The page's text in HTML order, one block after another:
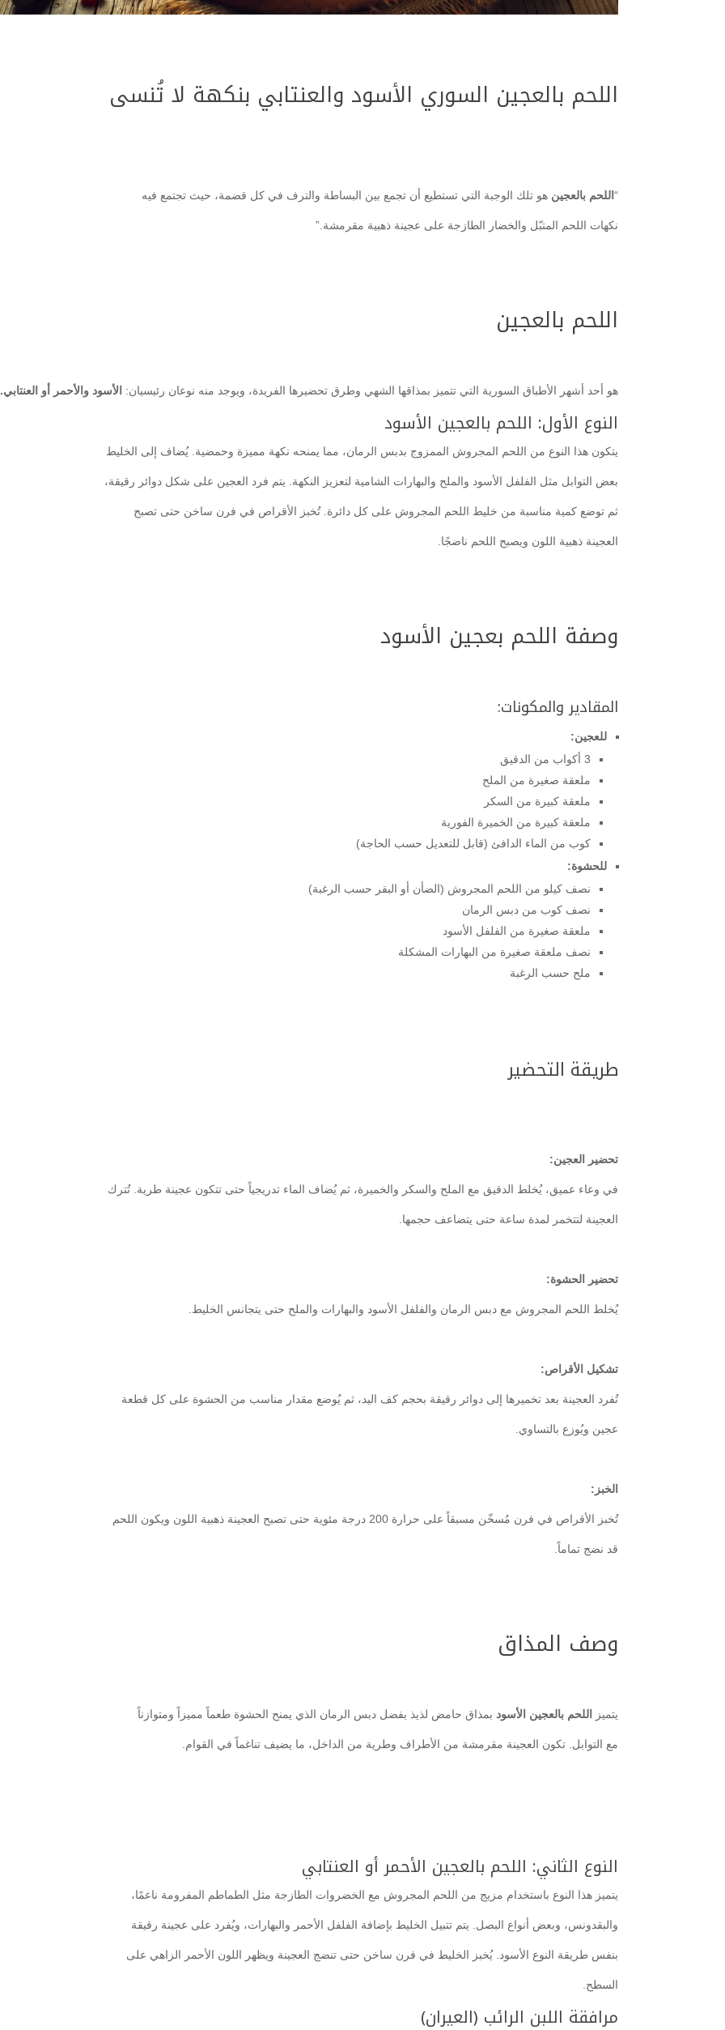
اللحم بالعجين السوري الأسود والعنتابي بنكهة لا تُنسى
“ اللحم بالعجين هو تلك الوجبة التي تستطيع أن تجمع بين البساطة والترف في كل قضمة، حيث تجتمع فيه
نكهات اللحم المتبّل والخضار الطازجة على عجينة ذهبية مقرمشة.”
اللحم بالعجين
هو أحد أشهر الأطباق السورية التي تتميز بمذاقها الشهي وطرق تحضيرها الفريدة، ويوجد منه نوعان رئيسيان: الأسود والأحمر أو العنتابي.
النوع الأول: اللحم بالعجين الأسود
يتكون هذا النوع من اللحم المجروش الممزوج بدبس الرمان، مما يمنحه نكهة مميزة وحمضية. يُضاف إلى الخليط
بعض التوابل مثل الفلفل الأسود والملح والبهارات الشامية لتعزيز النكهة. يتم فرد العجين على شكل دوائر رقيقة،
ثم توضع كمية مناسبة من خليط اللحم المجروش على كل دائرة. تُخبز الأقراص في فرن ساخن حتى تصبح
العجينة ذهبية اللون ويصبح اللحم ناضجًا.
وصفة اللحم بعجين الأسود
المقادير والمكونات:
للعجين:
3 أكواب من الدقيق
ملعقة صغيرة من الملح
ملعقة كبيرة من السكر
ملعقة كبيرة من الخميرة الفورية
كوب من الماء الدافئ (قابل للتعديل حسب الحاجة)
للحشوة:
نصف كيلو من اللحم المجروش (الضأن أو البقر حسب الرغبة)
نصف كوب من دبس الرمان
ملعقة صغيرة من الفلفل الأسود
نصف ملعقة صغيرة من البهارات المشكلة
ملح حسب الرغبة
طريقة التحضير
تحضير العجين:
في وعاء عميق، يُخلط الدقيق مع الملح والسكر والخميرة، ثم يُضاف الماء تدريجياً حتى تتكون عجينة طرية. تُترك
العجينة لتتخمر لمدة ساعة حتى يتضاعف حجمها.
تحضير الحشوة:
يُخلط اللحم المجروش مع دبس الرمان والفلفل الأسود والبهارات والملح حتى يتجانس الخليط.
تشكيل الأقراص:
تُفرد العجينة بعد تخميرها إلى دوائر رقيقة بحجم كف اليد، ثم يُوضع مقدار مناسب من الحشوة على كل قطعة
عجين ويُوزع بالتساوي.
الخبز:
تُخبز الأقراص في فرن مُسخّن مسبقاً على حرارة 200 درجة مئوية حتى تصبح العجينة ذهبية اللون ويكون اللحم
قد نضج تماماً.
وصف المذاق
يتميز اللحم بالعجين الأسود بمذاق حامض لذيذ بفضل دبس الرمان الذي يمنح الحشوة طعماً مميزاً ومتوازناً
مع التوابل. تكون العجينة مقرمشة من الأطراف وطرية من الداخل، ما يضيف تناغماً في القوام.
النوع الثاني: اللحم بالعجين الأحمر أو العنتابي
يتميز هذا النوع باستخدام مزيج من اللحم المجروش مع الخضروات الطازجة مثل الطماطم المفرومة ناعمًا،
والبقدونس، وبعض أنواع البصل. يتم تتبيل الخليط بإضافة الفلفل الأحمر والبهارات، ويُفرد على عجينة رقيقة
بنفس طريقة النوع الأسود. يُخبز الخليط في فرن ساخن حتى تنضج العجينة ويظهر اللون الأحمر الزاهي على
السطح.
مرافقة اللبن الرائب (العيران)